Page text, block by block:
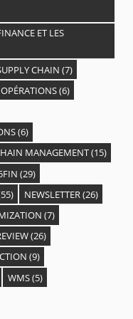
ET LES
CHAIN (7)
(6)
(6)
MANAGEMENT(15)
(29)
NEWSLETTER(26)
(7)
(26)
(9)
WMS(5)